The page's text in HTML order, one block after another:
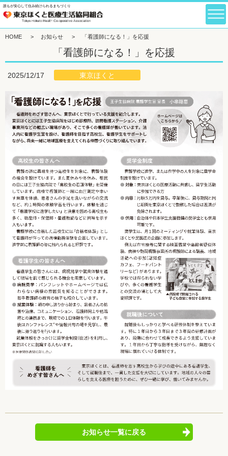
誰もが安心して住み続けられるまちづくり
HOME > お知らせ > 「看護師になる！」を応援
「看護師になる！」を応援
2025/12/17 東京ほくと
お知らせ一覧に戻る